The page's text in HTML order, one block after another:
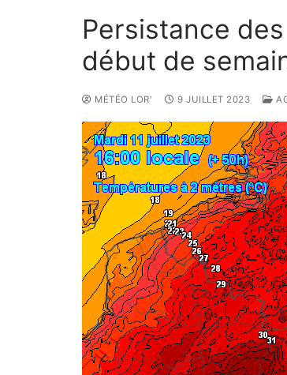
Persistance
début de
MÉTÉO LOR' 9 JUILLET 2023